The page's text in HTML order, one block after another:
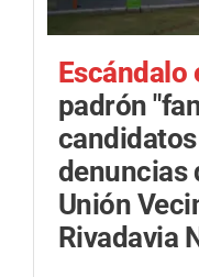
Escándalo
padrón
denuncias
Unión
Rivadavia